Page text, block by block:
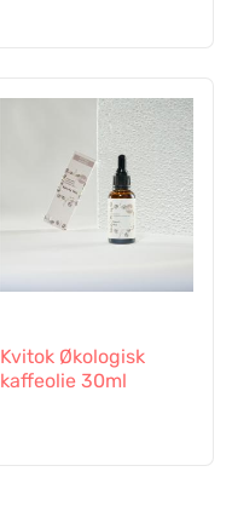
Kvitok Økologisk
kaffeolie 30ml